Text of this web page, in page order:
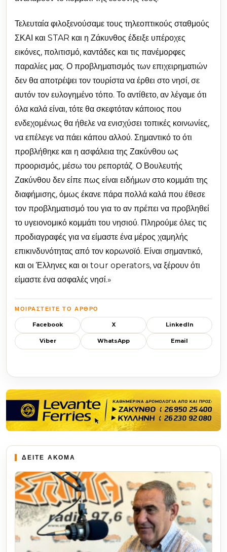
Τελευταία φιλοξενούσαμε τους τηλεοπτικούς σταθμούς
ΣΚΑΙ και STAR και η Ζάκυνθος έδειξε υπέροχες
εικόνες, πολιτισμό, καντάδες και τις πανέμορφες
παραλίες μας. Ο προβληματισμός των επιχειρηματιών
δεν θα αποτρέψει τον τουρίστα να έρθει στο νησί, σε
αυτόν τον ευλογημένο τόπο. Το αντίθετο, αν λέγαμε ότι
όλα καλά είναι, τότε θα σκεφτόταν κάποιος που
ενδεχομένως θα ήθελε να ενισχύσει τοπικές κοινωνίες,
να επέλεγε να πάει κάπου αλλού. Σημαντικό το ότι
προβλήθηκε και η ασφάλεια της Ζακύνθου ως
προορισμός, μέσω του ρεπορτάζ. Ο Βουλευτής
Ζακύνθου δεν είπε πως είναι ειδήμων στο κομμάτι της
διαφήμισης, όμως έκανε πάρα πολλά καλά που έθεσε
τον προβληματισμό του για το αν πρέπει να προβληθεί
το υγειονομικό κομμάτι του νησιού. Πληρούμε όλες τις
προδιαγραφές για να είμαστε ένα μέρος χαμηλής
επικινδυνότητας από τον κορωνοϊό. Είναι σημαντικό,
και οι Έλληνες και οι tour operators, να ξέρουν ότι
είμαστε ένα ασφαλές νησί.»
ΜΟΙΡΑΣΤΕΊΤΕ ΤΟ ΆΡΘΡΟ
Facebook X LinkedIn
Viber WhatsApp Email
ΔΕΙΤΕ ΑΚΟΜΑ